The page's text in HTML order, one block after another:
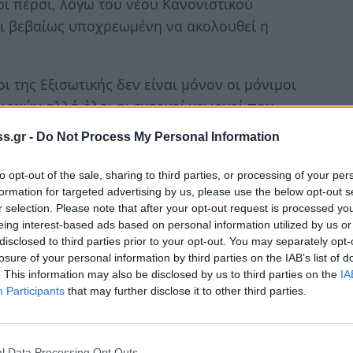
- Do Not Process My Personal Information
opt-out of the sale, sharing to third parties, or processing of your
for targeted advertising by us, please use the below opt-out
selection. Please note that after your opt-out request is processed
interest-based ads based on personal information utilized by us
to third parties prior to your opt-out. You may separately
of your personal information by third parties on the IAB’s list of
This information may also be disclosed by us to third parties on the
Participants that may further disclose it to other third parties.
πέρσι, λόγω του νέου Κανονιστικού
βεβαίως υποχρεωμένη να ακολουθεί η
της Εξισωτικής δεν είναι μόνον οι μόνιμοι
αλλά όλοι οι ενεργοί γεωργοί που
– βοσκότοποι) σε ορεινές-μειονεκτικές
όριο κατοχής εκμετάλλευσης των 2
της ενίσχυσης, αλλά και άλλα κριτήρια
ΠΑΑ 2007-2013. Αυτό έχει ως αποτέλεσμα,
περισσότερους δικαιούχους. Οι «παλιοί»
με προηγούμενα χρόνια, αλλά ένας
παίρνει για πρώτη φορά Εξισωτική
κρίσης και έλλειψης ρευστότητας.
δεν πρέπει να γίνεται μόνον με την
διακριτή περίπτωση, αφού «έκλεινε» το